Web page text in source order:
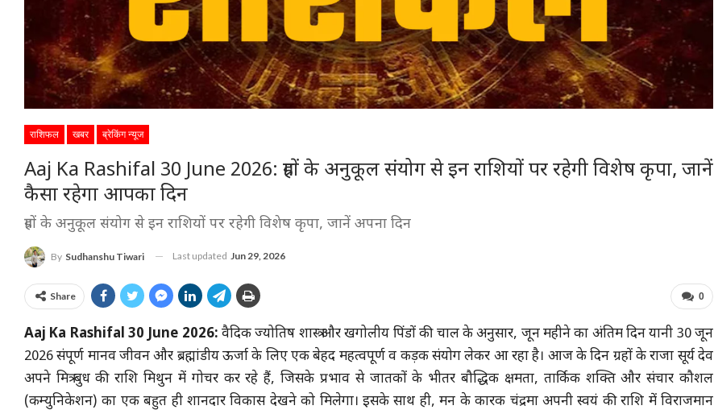
राशिफल खबर ब्रेकिंग न्यूज
Aaj Ka Rashifal 30 June 2026: ग्रहों के अनुकूल संयोग से इन राशियों पर रहेगी विशेष कृपा, जानें
कैसा रहेगा आपका दिन
ग्रहों के अनुकूल संयोग से इन राशियों पर रहेगी विशेष कृपा, जानें अपना दिन
By Sudhanshu Tiwari Last updated Jun 29, 2026
0
Share
Aaj Ka Rashifal 30 June 2026: वैदिक ज्योतिष शास्त्र और खगोलीय पिंडों की चाल के अनुसार, जून महीने का अंतिम दिन यानी 30 जून
2026 संपूर्ण मानव जीवन और ब्रह्मांडीय ऊर्जा के लिए एक बेहद महत्वपूर्ण व कड़क संयोग लेकर आ रहा है। आज के दिन ग्रहों के राजा सूर्य देव
अपने मित्र बुध की राशि मिथुन में गोचर कर रहे हैं, जिसके प्रभाव से जातकों के भीतर बौद्धिक क्षमता, तार्किक शक्ति और संचार कौशल
(कम्युनिकेशन) का एक बहुत ही शानदार विकास देखने को मिलेगा। इसके साथ ही, मन के कारक चंद्रमा अपनी स्वयं की राशि में विराजमान